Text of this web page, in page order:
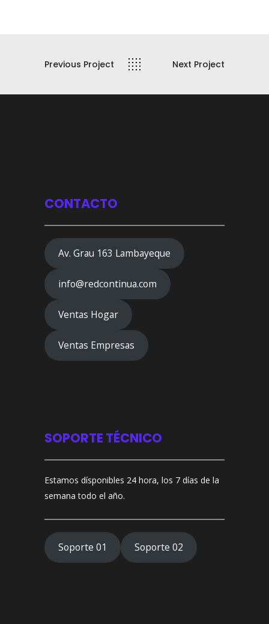
Previous Project Next Project
CONTACTO
Av. Grau 163 Lambayeque
info@redcontinua.com
Ventas Hogar
Ventas Empresas
SOPORTE TÉCNICO
Estamos dísponibles 24 hora, los 7 días de la
semana todo el año.
Soporte 01 Soporte 02